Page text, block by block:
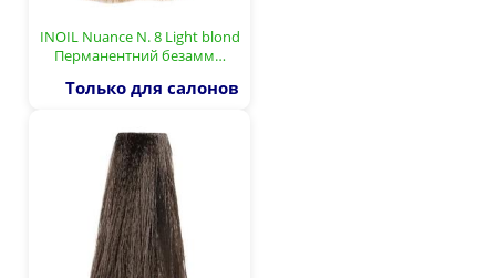
INOIL Nuance N. 8 Light blond
Перманентний безамм…
Только для салонов